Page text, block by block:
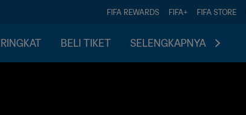
FIFA REWARDS FIFA+ FIFA STORE
BELI TIKET SELENGKAPNYA